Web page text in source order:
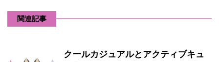
関連記事
クールカジュアルとアクティブキュ